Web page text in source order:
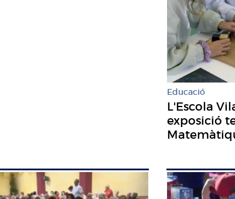
Educació
L'Escola
exposició